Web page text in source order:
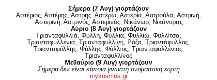
Σήμερα (7 Αυγ) γιορτάζουν
Αστέριος, Αστέρης, Αστρης, Αστέρω, Αστερία, Αστρούλα, Αστρινή,
Αστερινή, Αστρινός, Αστερινός, Νικάνωρ, Νικάνορας
Αύριο (8 Αυγ) γιορτάζουν
Τριανταφυλλιά, Φύλλη, Φύλλια, Φυλλιώ, Φυλλίτσα,
Τριανταφυλλένια, Τριανταφυλλίνη, Ρόζα, Τριαντάφυλλος,
Τριανταφύλλης, Φύλλης, Φύλλιος, Τριανταφυλλένιος,
Τριανταφυλλίνος
Μεθαύριο (9 Αυγ) γιορτάζουν
Σήμερα δεν είναι κάποια γνωστή ονομαστική εορτή
mykosmos.gr